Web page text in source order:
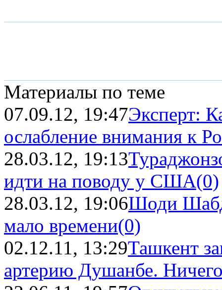
Материалы по теме
07.09.12, 19:47Эксперт:
ослабление внимания к
28.03.12, 19:13
идти на поводу у США(0)
28.03.12, 19:06Шоди
мало времени(0)
02.12.11, 13:29Ташкент
артерию Душанбе.